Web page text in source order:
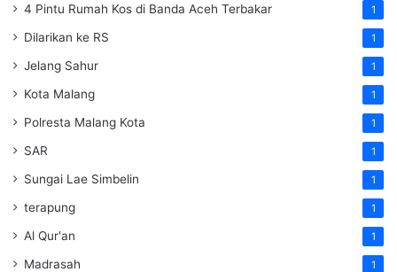
4 Pintu Rumah Kos di Banda Aceh Terbakar 1
Dilarikan ke RS 1
Jelang Sahur 1
Kota Malang 1
Polresta Malang Kota 1
SAR 1
Sungai Lae Simbelin 1
terapung 1
Al Qur'an 1
Madrasah 1